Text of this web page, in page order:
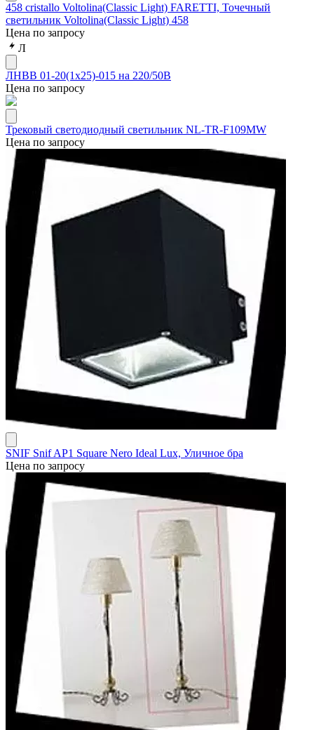
458 cristallo Voltolina(Classic Light) FARETTI, Точечный
светильник Voltolina(Classic Light) 458
Цена по запросу
Л
ЛНВВ 01-20(1х25)-015 на 220/50В
Цена по запросу
Трековый светодиодный светильник NL-TR-F109MW
Цена по запросу
SNIF Snif AP1 Square Nero Ideal Lux, Уличное бра
Цена по запросу